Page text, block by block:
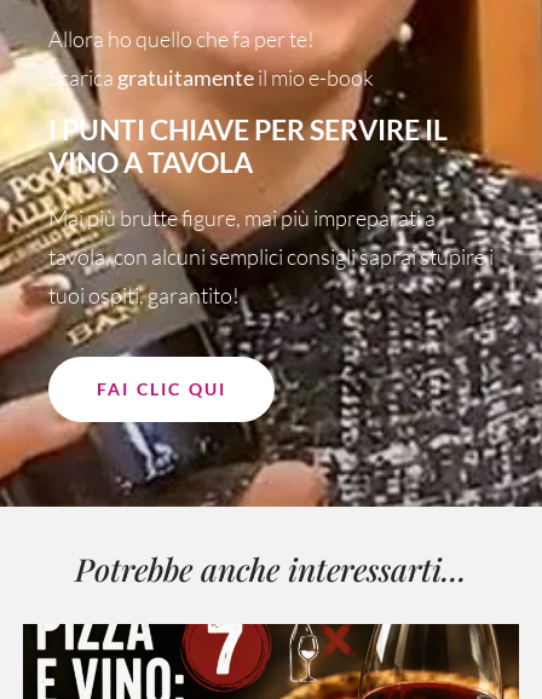
Allora ho quello che fa per te!
Scarica gratuitamenteil mio e-book
I PUNTI CHIAVE PER SERVIRE IL
VINO A TAVOLA
Mai più brutte figure, mai più impreparati a
tavola, con alcuni semplici consigli saprai stupire i
tuoi ospiti, garantito!
FAI CLIC QUI
Potrebbe anche interessarti...